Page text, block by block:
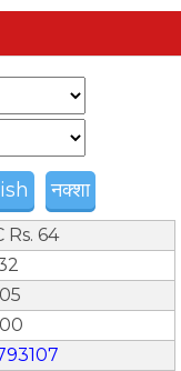
नक्शा
Rs. 64